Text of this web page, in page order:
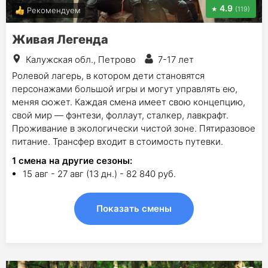
Рекомендуем 4.9 (119)
Живая Легенда
Калужская обл., Петрово
7-17 лет
Ролевой лагерь, в котором дети становятся
персонажами большой игры и могут управлять ею,
меняя сюжет. Каждая смена имеет свою концепцию,
свой мир — фэнтези, фоллаут, сталкер, лавкрафт.
Проживание в экологически чистой зоне. Пятиразовое
питание. Трансфер входит в стоимость путевки.
1 смена на другие сезоны:
15 авг - 27 авг (13 дн.) - 82 840 руб.
Показать смены